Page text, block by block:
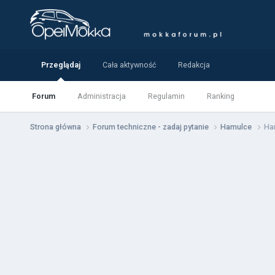
Przeglądaj
Forum Administracja Regulamin Ranking
Cała aktywność Redakcja
Strona główna Forum techniczne - zadaj pytanie Hamulce